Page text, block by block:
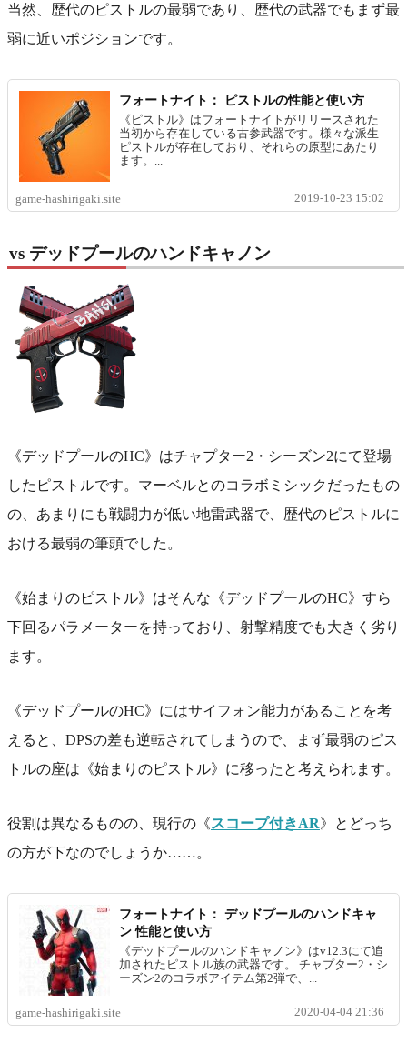
当然、歴代のピストルの最弱であり、歴代の武器でもまず最
弱に近いポジションです。
フォートナイト： ピストルの性能と使い方
《ピストル》はフォートナイトがリリースされた
当初から存在している古参武器です。様々な派生
ピストルが存在しており、それらの原型にあたり
ます。...
game-hashirigaki.site 2019-10-23 15:02
vs デッドプールのハンドキャノン
《デッドプールのHC》はチャプター2・シーズン2にて登場
したピストルです。マーベルとのコラボミシックだったもの
の、あまりにも戦闘力が低い地雷武器で、歴代のピストルに
おける最弱の筆頭でした。
《始まりのピストル》はそんな《デッドプールのHC》すら
下回るパラメーターを持っており、射撃精度でも大きく劣り
ます。
《デッドプールのHC》にはサイフォン能力があることを考
えると、DPSの差も逆転されてしまうので、まず最弱のピス
トルの座は《始まりのピストル》に移ったと考えられます。
役割は異なるものの、現行の《スコープ付きAR》とどっち
の方が下なのでしょうか……。
フォートナイト： デッドプールのハンドキャ
ン 性能と使い方
《デッドプールのハンドキャノン》はv12.3にて追
加されたピストル族の武器です。 チャプター2・シ
ーズン2のコラボアイテム第2弾で、...
game-hashirigaki.site 2020-04-04 21:36